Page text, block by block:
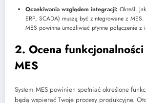
Oczekiwania względem integracji: Określ,
ERP, SCADA) muszą być zintegrowane z
MES powinna umożliwiać płynne połączenie z
2. Ocena funkcjonalności
MES
System MES powinien spełniać określone
będą wspierać Twoje procesy produkcyjne.